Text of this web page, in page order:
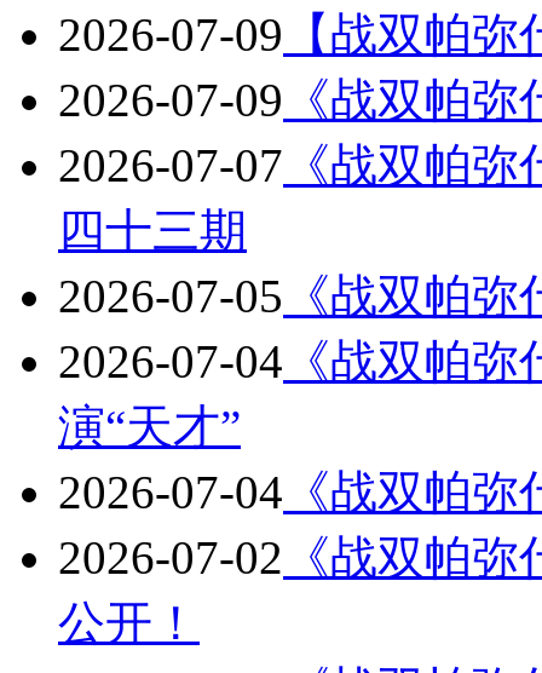
2026-07-09 【战双帕
2026-07-09 《战双帕
2026-07-07 《战双帕
四十三期
2026-07-05 《战双帕
2026-07-04 《战双帕
演“天才”
2026-07-04 《战双帕
2026-07-02 《战双帕
公开！